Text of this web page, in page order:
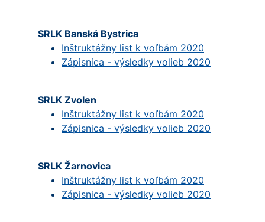
SRLK Banská Bystrica
Inštruktážny list k voľbám 2020
Zápisnica - výsledky volieb 2020
SRLK Zvolen
Inštruktážny list k voľbám 2020
Zápisnica - výsledky volieb 2020
SRLK Žarnovica
Inštruktážny list k voľbám 2020
Zápisnica - výsledky volieb 2020